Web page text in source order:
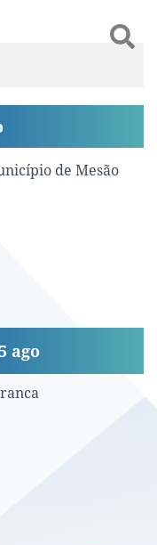
Frio
de Mesão
ago